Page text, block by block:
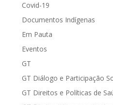
Covid-19
Documentos Indígenas
Em Pauta
Eventos
GT
GT Diálogo e Participação
GT Direitos e Políticas de